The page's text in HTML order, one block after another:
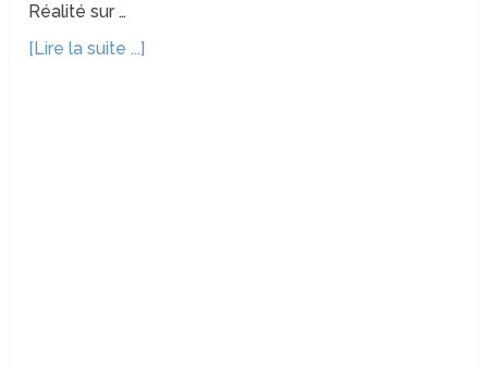
Réalité sur …
[Lire la suite ...]